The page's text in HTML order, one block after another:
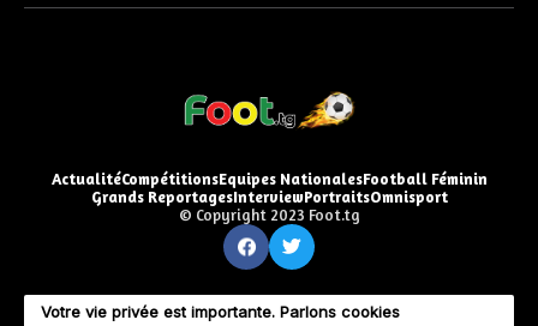
ActualitéCompétitionsEquipes NationalesFootball Féminin
Grands ReportagesInterviewPortraitsOmnisport
© Copyright 2023 Foot.tg
Votre vie privée est importante. Parlons cookies